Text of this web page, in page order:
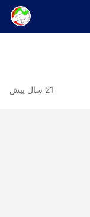
21 سال پیش